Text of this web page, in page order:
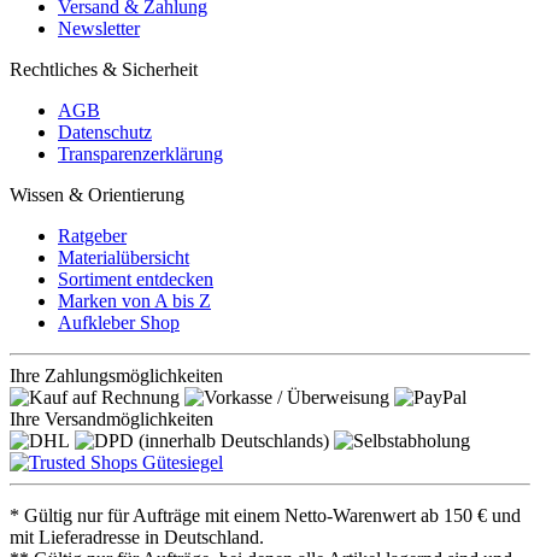
Versand & Zahlung
Newsletter
Rechtliches & Sicherheit
AGB
Datenschutz
Transparenzerklärung
Wissen & Orientierung
Ratgeber
Materialübersicht
Sortiment entdecken
Marken von A bis Z
Aufkleber Shop
Ihre Zahlungsmöglichkeiten
Ihre Versandmöglichkeiten
* Gültig nur für Aufträge mit einem Netto-Warenwert ab 150 € und
mit Lieferadresse in Deutschland.